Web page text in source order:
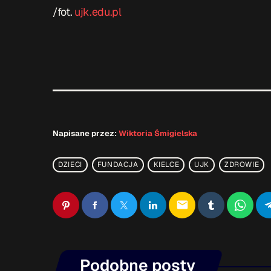
/fot. ujk.edu.pl
Napisane przez: Wiktoria Śmigielska
DZIECI FUNDACJA KIELCE UJK ZDROWIE
email
Podobne posty